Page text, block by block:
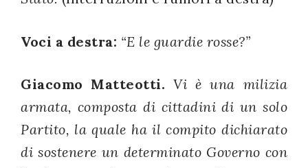
Voci a destra: “E le guardie rosse?”
Giacomo Matteotti. Vi è una milizia
armata, composta di cittadini di un solo
Partito, la quale ha il compito dichiarato
di sostenere un determinato Governo con